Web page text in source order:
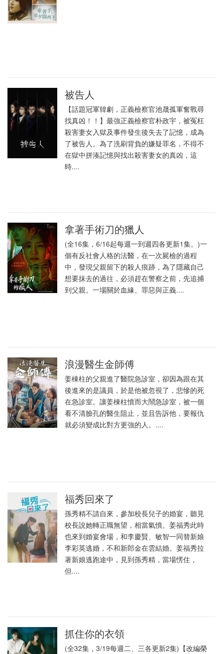
被告人
【話題冠軍韓劇，正義檢察官池晟孤軍奮戰尋
找真凶！！】最強正義檢察官朴政宇，被冤枉
殺害妻女入獄及事件發生後失去了記憶，成為
了被告人。為了洗刷背負的嫌疑罪名，不得不
在獄中拼湊記憶與找出殺害妻女的真凶，這
時....
拿著手術刀的獵人
(全16集，6/16起每週一到週四各更新1集。)一
個有反社會人格的法醫，在一次屍檢的過程
中，發現父親留下的殺人痕跡，為了隱藏自己
想要抹去的過往，必須趕在警察之前，先追捕
到父親。一場關於血緣、罪惡與正義....
浪漫醫生金師傅
姜棟柱的父親進了醫院急診室，卻因為跟在其
後進來的是議員，於是他被忽視了，悲慘的死
在急診室。讓姜棟柱憤而大鬧急診室，被一個
看不清臉孔的醫生阻止，並且告訴他，要報仇
就必須變成比對方更強的人。....
福秀回來了
孫秀精不請自來，參加校長兒子的婚宴，聽見
校長說她轉正職無望，相當氣憤。姜福秀此時
也來到婚宴會場，和李慶賢、敏智一同替新娘
李彩英逃婚，不和新郎金在雲結婚。姜福秀拉
著新娘逃跑途中，見到孫秀精，當場愣住，
但....
抓住你的衣領
(全32集，3/19每週二、三各更新2集)【改編榮